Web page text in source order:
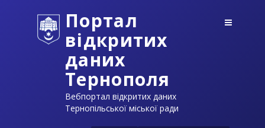
Портал
відкритих
даних
Тернополя
Вебпортал відкритих даних
Тернопільської міської ради